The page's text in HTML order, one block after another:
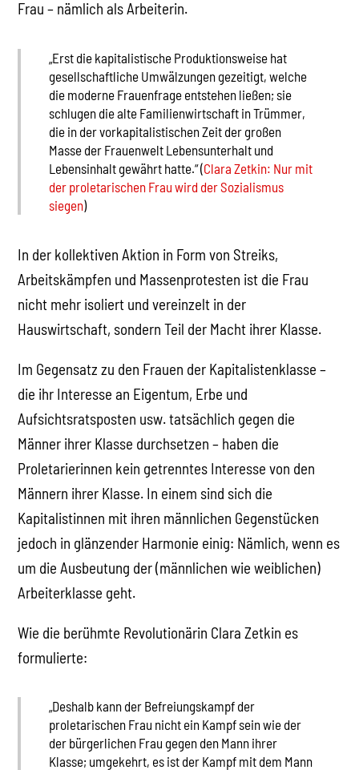
Frau – nämlich als Arbeiterin.
„Erst die kapitalistische Produktionsweise hat
gesellschaftliche Umwälzungen gezeitigt, welche
die moderne Frauenfrage entstehen ließen; sie
schlugen die alte Familienwirtschaft in Trümmer,
die in der vorkapitalistischen Zeit der großen
Masse der Frauenwelt Lebensunterhalt und
Lebensinhalt gewährt hatte.“ (Clara Zetkin: Nur mit
der proletarischen Frau wird der Sozialismus
siegen)
In der kollektiven Aktion in Form von Streiks,
Arbeitskämpfen und Massenprotesten ist die Frau
nicht mehr isoliert und vereinzelt in der
Hauswirtschaft, sondern Teil der Macht ihrer Klasse.
Im Gegensatz zu den Frauen der Kapitalistenklasse –
die ihr Interesse an Eigentum, Erbe und
Aufsichtsratsposten usw. tatsächlich gegen die
Männer ihrer Klasse durchsetzen – haben die
Proletarierinnen kein getrenntes Interesse von den
Männern ihrer Klasse. In einem sind sich die
Kapitalistinnen mit ihren männlichen Gegenstücken
jedoch in glänzender Harmonie einig: Nämlich, wenn es
um die Ausbeutung der (männlichen wie weiblichen)
Arbeiterklasse geht.
Wie die berühmte Revolutionärin Clara Zetkin es
formulierte:
„Deshalb kann der Befreiungskampf der
proletarischen Frau nicht ein Kampf sein wie der
der bürgerlichen Frau gegen den Mann ihrer
Klasse; umgekehrt, es ist der Kampf mit dem Mann